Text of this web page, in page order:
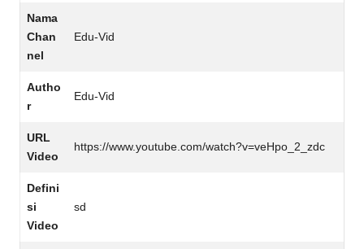
Nama
Chan
nel
Edu-Vid
Autho
r
Edu-Vid
URL
Video
https://www.youtube.com/watch?v=veHpo_2_zdc
Defini
si
Video
sd